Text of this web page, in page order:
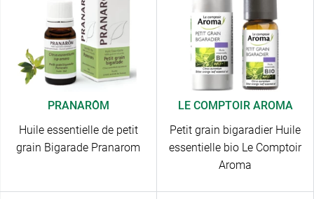
PRANARÔM
Huile essentielle de petit
grain Bigarade Pranarom
LE COMPTOIR AROMA
Petit grain bigaradier Huile
essentielle bio Le Comptoir
Aroma